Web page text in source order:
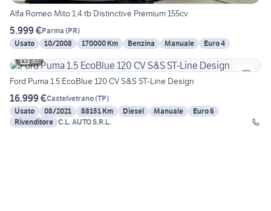
Alfa Romeo Mito 1.4 tb Distinctive Premium 155cv
5.999 €Parma (PR)
Usato
10/2008 170000 Km Benzina Manuale
Euro 4
30
Ford Puma 1.5 EcoBlue 120 CV S&S ST-Line Design
16.999 €Castelvetrano(TP)
Usato
08/2021 88151 Km Diesel Manuale
Euro 6
Rivenditore C.L. AUTO S.R.L.